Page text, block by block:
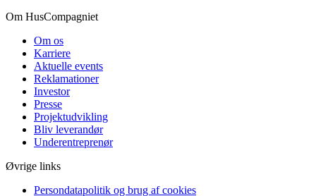
Om HusCompagniet
Om os
Karriere
Aktuelle events
Reklamationer
Investor
Presse
Projektudvikling
Bliv leverandør
Underentreprenør
Øvrige links
Persondatapolitik og brug af cookies